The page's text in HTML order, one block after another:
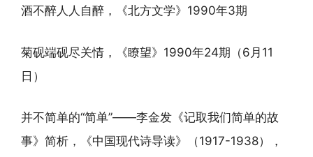
酒不醉人人自醉，《北方文学》1990年3期
菊砚端砚尽关情，《瞭望》1990年24期（6月11
日）
并不简单的“简单”——李金发《记取我们简单的故
事》简析，《中国现代诗导读》（1917-1938），